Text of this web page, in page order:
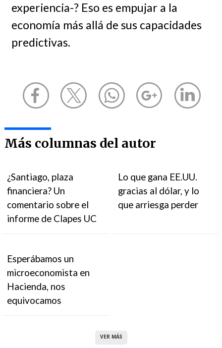
experiencia-? Eso es empujar a la
economía más allá de sus capacidades
predictivas.
Más columnas del autor
¿Santiago, plaza
financiera? Un
comentario sobre el
informe de Clapes UC
Lo que gana EE.UU.
gracias al dólar, y lo
que arriesga perder
Esperábamos un
microeconomista en
Hacienda, nos
equivocamos
VER MÁS